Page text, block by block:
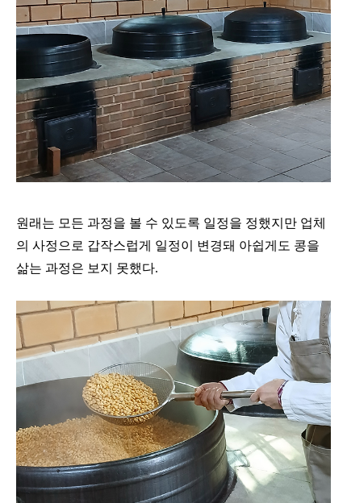
원래는 모든 과정을 볼 수 있도록 일정을 정했지만 업체
의 사정으로 갑작스럽게 일정이 변경돼 아쉽게도 콩을
삶는 과정은 보지 못했다.